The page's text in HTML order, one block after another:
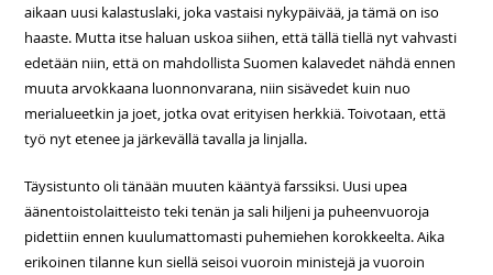
aikaan uusi kalastuslaki, joka vastaisi nykypäivää, ja tämä on iso
haaste. Mutta itse haluan uskoa siihen, että tällä tiellä nyt vahvasti
edetään niin, että on mahdollista Suomen kalavedet nähdä ennen
muuta arvokkaana luonnonvarana, niin sisävedet kuin nuo
merialueetkin ja joet, jotka ovat erityisen herkkiä. Toivotaan, että
työ nyt etenee ja järkevällä tavalla ja linjalla.
Täysistunto oli tänään muuten kääntyä farssiksi. Uusi upea
äänentoistolaitteisto teki tenän ja sali hiljeni ja puheenvuoroja
pidettiin ennen kuulumattomasti puhemiehen korokkeelta. Aika
erikoinen tilanne kun siellä seisoi vuoroin ministejä ja vuoroin